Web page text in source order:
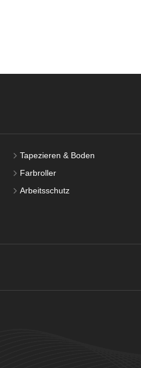
Tapezieren & Boden
Farbroller
Arbeitsschutz